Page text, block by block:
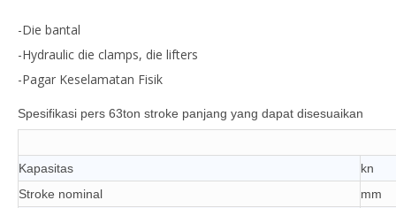
-Die bantal
-Hydraulic die clamps, die lifters
-Pagar Keselamatan Fisik
Spesifikasi pers 63ton stroke panjang yang dapat disesuaikan
Kapasitas
kn
Stroke nominal
mm